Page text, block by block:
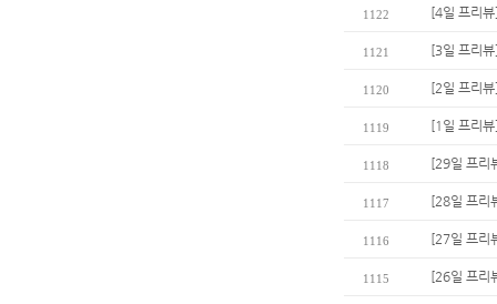
1122 [4일 프리
1121 [3일 프리
1120 [2일 프리
1119 [1일 프리
1118 [29일 프리
1117 [28일 프리
1116 [27일 프리
1115 [26일 프리